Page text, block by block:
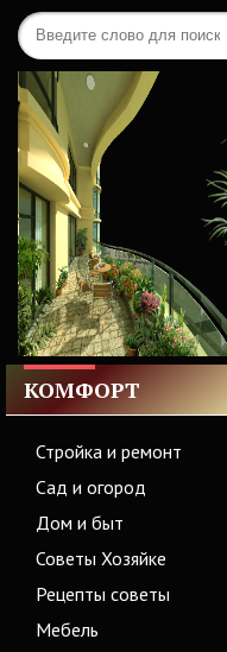
КОМФОРТ
Стройка и ремонт
Сад и огород
Дом и быт
Советы Хозяйке
Рецепты советы
Мебель